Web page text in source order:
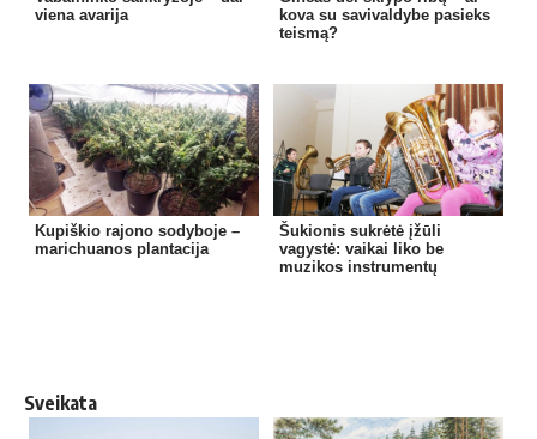
viena avarija
kova su savivaldybe pasieks
teismą?
Kupiškio rajono sodyboje –
marichuanos plantacija
Šukionis sukrėtė įžūli
vagystė: vaikai liko be
muzikos instrumentų
Sveikata